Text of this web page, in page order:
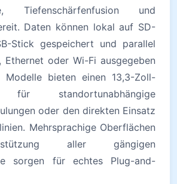
Tiefenschärfenfusion und
Daten können lokal auf SD-
Stick gespeichert und parallel
Ethernet oder Wi-Fi ausgegeben
Modelle bieten einen 13,3-Zoll-
für standortunabhängige
oder den direkten Einsatz
Mehrsprachige Oberflächen
aller gängigen
sorgen für echtes Plug-and-